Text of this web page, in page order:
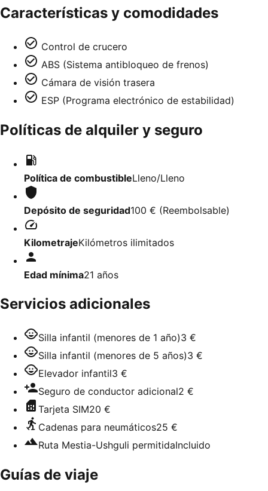
Características y comodidades
Control de crucero
ABS (Sistema antibloqueo de frenos)
Cámara de visión trasera
ESP (Programa electrónico de estabilidad)
Políticas de alquiler y seguro
Política de combustibleLleno/Lleno
Depósito de seguridad100 € (Reembolsable)
KilometrajeKilómetros ilimitados
Edad mínima21 años
Servicios adicionales
Silla infantil (menores de 1 año)3 €
Silla infantil (menores de 5 años)3 €
Elevador infantil3 €
Seguro de conductor adicional2 €
Tarjeta SIM20 €
Cadenas para neumáticos25 €
Ruta Mestia-Ushguli permitidaIncluido
Guías de viaje